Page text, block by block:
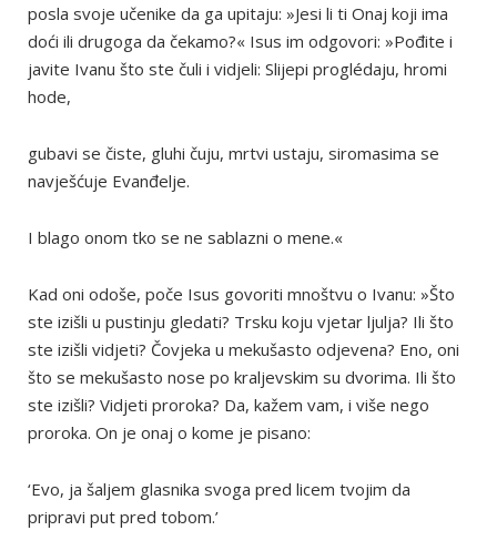
posla svoje učenike da ga upitaju: »Jesi li ti Onaj koji ima
doći ili drugoga da čekamo?« Isus im odgovori: »Pođite i
javite Ivanu što ste čuli i vidjeli: Slijepi proglédaju, hromi
hode,
gubavi se čiste, gluhi čuju, mrtvi ustaju, siromasima se
navješćuje Evanđelje.
I blago onom tko se ne sablazni o mene.«
Kad oni odoše, poče Isus govoriti mnoštvu o Ivanu: »Što
ste izišli u pustinju gledati? Trsku koju vjetar ljulja? Ili što
ste izišli vidjeti? Čovjeka u mekušasto odjevena? Eno, oni
što se mekušasto nose po kraljevskim su dvorima. Ili što
ste izišli? Vidjeti proroka? Da, kažem vam, i više nego
proroka. On je onaj o kome je pisano:
‘Evo, ja šaljem glasnika svoga pred licem tvojim da
pripravi put pred tobom.’